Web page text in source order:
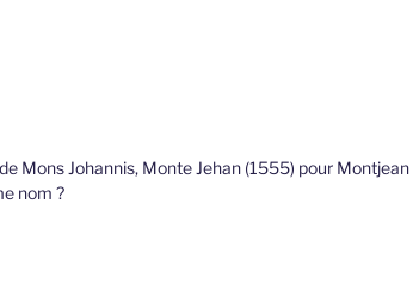
Mons Johannis, Monte Jehan (1555) pour Montjean
nom ?